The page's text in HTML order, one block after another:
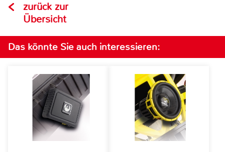
zurück zur
Übersicht
Das könnte Sie auch interessieren: